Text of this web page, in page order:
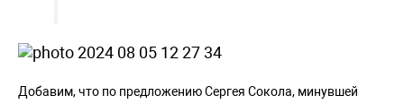
Добавим, что по предложению Сергея Сокола, минувшей